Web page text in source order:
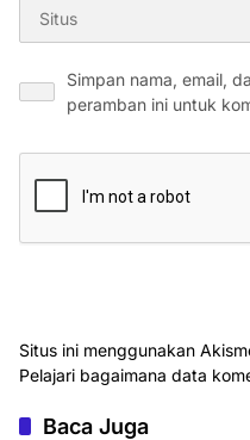
Simpan nama, email,
peramban ini untuk
Situs ini menggunakan
Pelajari bagaimana data
Baca Juga